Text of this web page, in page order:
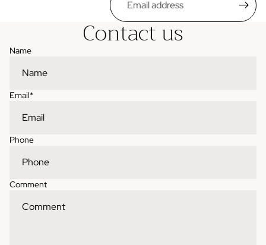
Contact us
Name
Email*
Phone
Comment